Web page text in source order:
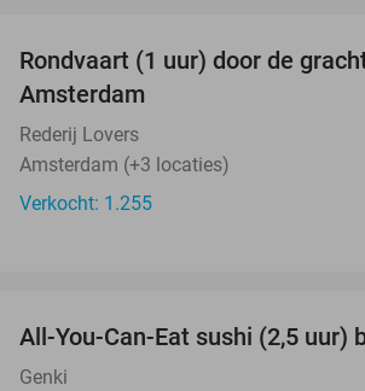
Rondvaart (1 uur) door de
Amsterdam
Rederij Lovers
Amsterdam (+3 locaties)
Verkocht: 1.255
All-You-Can-Eat sushi (2,5 uur)
Genki